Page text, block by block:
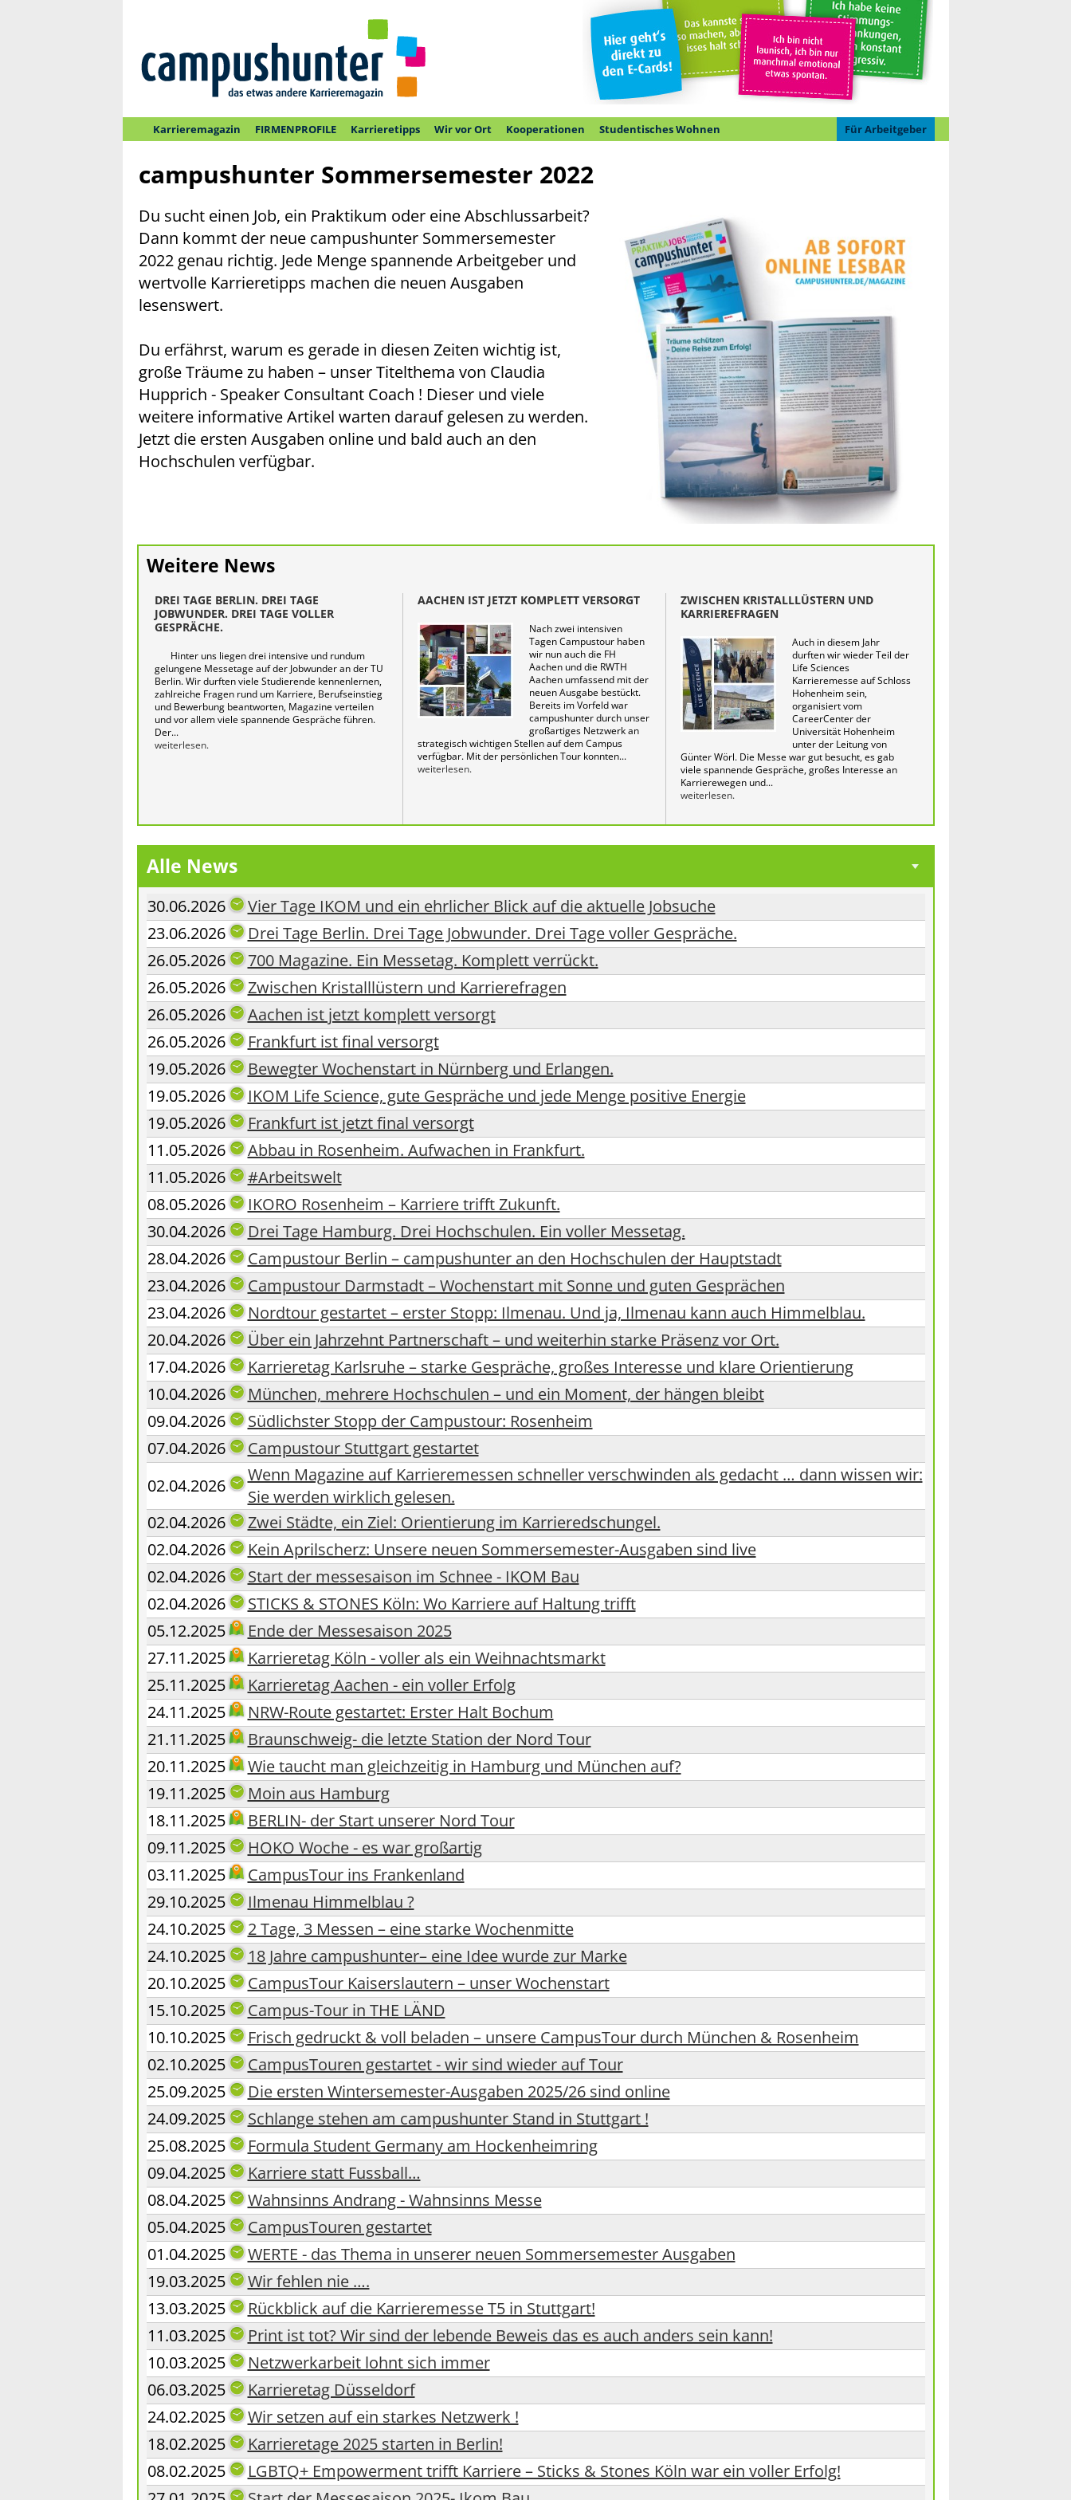
Karrieremagazin FIRMENPROFILE Karrieretipps Wir vor Ort Kooperationen Studentisches Wohnen Für Arbeitgeber
campushunter Sommersemester 2022
Du sucht einen Job, ein Praktikum oder eine Abschlussarbeit?
Dann kommt der neue campushunter Sommersemester
2022 genau richtig. Jede Menge spannende Arbeitgeber und
wertvolle Karrieretipps machen die neuen Ausgaben
lesenswert.
Du erfährst, warum es gerade in diesen Zeiten wichtig ist,
große Träume zu haben – unser Titelthema von Claudia
Hupprich - Speaker Consultant Coach ! Dieser und viele
weitere informative Artikel warten darauf gelesen zu werden.
Jetzt die ersten Ausgaben online und bald auch an den
Hochschulen verfügbar.
Weitere News
DREI TAGE BERLIN. DREI TAGE
JOBWUNDER. DREI TAGE VOLLER
GESPRÄCHE.
Hinter uns liegen drei intensive und rundum
gelungene Messetage auf der Jobwunder an der TU
Berlin. Wir durften viele Studierende kennenlernen,
zahlreiche Fragen rund um Karriere, Berufseinstieg
und Bewerbung beantworten, Magazine verteilen
und vor allem viele spannende Gespräche führen.
Der...
weiterlesen.
AACHEN IST JETZT KOMPLETT VERSORGT
Nach zwei intensiven
Tagen Campustour haben
wir nun auch die FH
Aachen und die RWTH
Aachen umfassend mit der
neuen Ausgabe bestückt.
Bereits im Vorfeld war
campushunter durch unser
großartiges Netzwerk an
strategisch wichtigen Stellen auf dem Campus
verfügbar. Mit der persönlichen Tour konnten...
weiterlesen.
ZWISCHEN KRISTALLLÜSTERN UND
KARRIEREFRAGEN
Auch in diesem Jahr
durften wir wieder Teil der
Life Sciences
Karrieremesse auf Schloss
Hohenheim sein,
organisiert vom
CareerCenter der
Universität Hohenheim
unter der Leitung von
Günter Wörl. Die Messe war gut besucht, es gab
viele spannende Gespräche, großes Interesse an
Karrierewegen und...
weiterlesen.
Alle News
30.06.2026
Vier Tage IKOM und ein ehrlicher Blick auf die aktuelle Jobsuche
23.06.2026
Drei Tage Berlin. Drei Tage Jobwunder. Drei Tage voller Gespräche.
26.05.2026
700 Magazine. Ein Messetag. Komplett verrückt.
26.05.2026
Zwischen Kristalllüstern und Karrierefragen
26.05.2026
Aachen ist jetzt komplett versorgt
26.05.2026
Frankfurt ist final versorgt
19.05.2026
Bewegter Wochenstart in Nürnberg und Erlangen.
19.05.2026
IKOM Life Science, gute Gespräche und jede Menge positive Energie
19.05.2026
Frankfurt ist jetzt final versorgt
11.05.2026
Abbau in Rosenheim. Aufwachen in Frankfurt.
11.05.2026
#Arbeitswelt
08.05.2026
IKORO Rosenheim – Karriere trifft Zukunft.
30.04.2026
Drei Tage Hamburg. Drei Hochschulen. Ein voller Messetag.
28.04.2026
Campustour Berlin – campushunter an den Hochschulen der Hauptstadt
23.04.2026
Campustour Darmstadt – Wochenstart mit Sonne und guten Gesprächen
23.04.2026
Nordtour gestartet – erster Stopp: Ilmenau. Und ja, Ilmenau kann auch Himmelblau.
20.04.2026
Über ein Jahrzehnt Partnerschaft – und weiterhin starke Präsenz vor Ort.
17.04.2026
Karrieretag Karlsruhe – starke Gespräche, großes Interesse und klare Orientierung
10.04.2026
München, mehrere Hochschulen – und ein Moment, der hängen bleibt
09.04.2026
Südlichster Stopp der Campustour: Rosenheim
07.04.2026
Campustour Stuttgart gestartet
02.04.2026
Wenn Magazine auf Karrieremessen schneller verschwinden als gedacht … dann wissen wir:
Sie werden wirklich gelesen.
02.04.2026
Zwei Städte, ein Ziel: Orientierung im Karrieredschungel.
02.04.2026
Kein Aprilscherz: Unsere neuen Sommersemester-Ausgaben sind live
02.04.2026
Start der messesaison im Schnee - IKOM Bau
02.04.2026
STICKS & STONES Köln: Wo Karriere auf Haltung trifft
05.12.2025
Ende der Messesaison 2025
27.11.2025
Karrieretag Köln - voller als ein Weihnachtsmarkt
25.11.2025
Karrieretag Aachen - ein voller Erfolg
24.11.2025
NRW-Route gestartet: Erster Halt Bochum
21.11.2025
Braunschweig- die letzte Station der Nord Tour
20.11.2025
Wie taucht man gleichzeitig in Hamburg und München auf?
19.11.2025
Moin aus Hamburg
18.11.2025
BERLIN- der Start unserer Nord Tour
09.11.2025
HOKO Woche - es war großartig
03.11.2025
CampusTour ins Frankenland
29.10.2025
Ilmenau Himmelblau ?
24.10.2025
2 Tage, 3 Messen – eine starke Wochenmitte
24.10.2025
18 Jahre campushunter– eine Idee wurde zur Marke
20.10.2025
CampusTour Kaiserslautern – unser Wochenstart
15.10.2025
Campus-Tour in THE LÄND
10.10.2025
Frisch gedruckt & voll beladen – unsere CampusTour durch München & Rosenheim
02.10.2025
CampusTouren gestartet - wir sind wieder auf Tour
25.09.2025
Die ersten Wintersemester-Ausgaben 2025/26 sind online
24.09.2025
Schlange stehen am campushunter Stand in Stuttgart !
25.08.2025
Formula Student Germany am Hockenheimring
09.04.2025
Karriere statt Fussball…
08.04.2025
Wahnsinns Andrang - Wahnsinns Messe
05.04.2025
CampusTouren gestartet
01.04.2025
WERTE - das Thema in unserer neuen Sommersemester Ausgaben
19.03.2025
Wir fehlen nie ….
13.03.2025
Rückblick auf die Karrieremesse T5 in Stuttgart!
11.03.2025
Print ist tot? Wir sind der lebende Beweis das es auch anders sein kann!
10.03.2025
Netzwerkarbeit lohnt sich immer
06.03.2025
Karrieretag Düsseldorf
24.02.2025
Wir setzen auf ein starkes Netzwerk !
18.02.2025
Karrieretage 2025 starten in Berlin!
08.02.2025
LGBTQ+ Empowerment trifft Karriere – Sticks & Stones Köln war ein voller Erfolg!